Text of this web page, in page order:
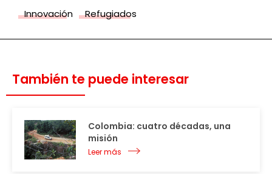
Innovación
Refugiados
También te puede interesar
Colombia: cuatro décadas, una
misión
Leer más